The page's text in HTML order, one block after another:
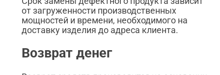
от загруженности производственных
мощностей и времени, необходимого на
доставку изделия до адреса клиента.
Возврат денег